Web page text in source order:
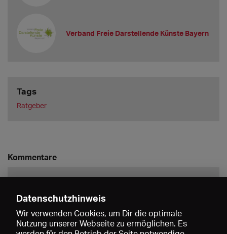
Verband Freie Darstellende Künste Bayern
Tags
Ratgeber
Kommentare
Datenschutzhinweis
Wir verwenden Cookies, um Dir die optimale
Nutzung unserer Webseite zu ermöglichen. Es